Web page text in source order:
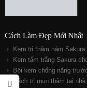
Cách Làm Đẹp Mới Nhất
Kem trị thâm nám
Kem tắm trắng Sakura
Bôi kem chống nắng
Cách trị mụn thâm tại